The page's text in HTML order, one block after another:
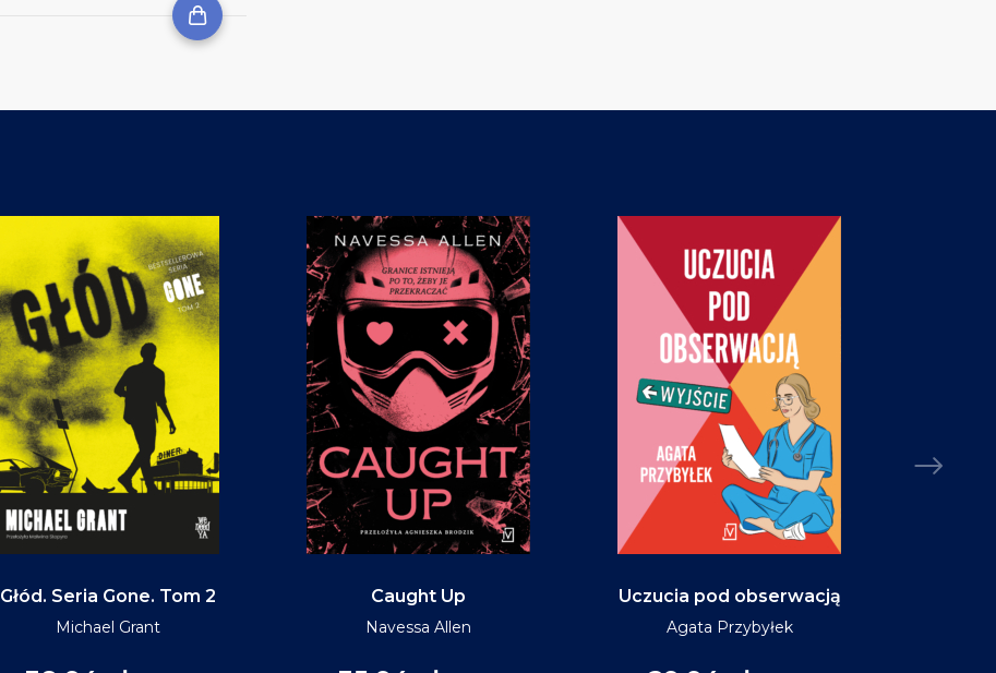
Głód. Seria Gone. Tom 2
Michael Grant
Caught Up
Navessa Allen
Uczucia pod obserwacją
Agata Przybyłek